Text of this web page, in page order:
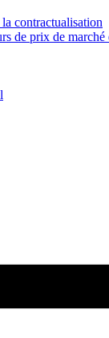
contractualisation
de prix de marché